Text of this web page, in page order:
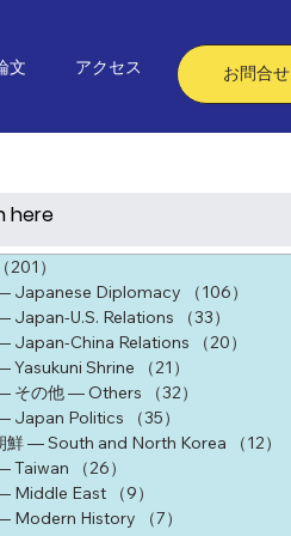
文 アクセス お問合せ
（201）
Japanese Diplomacy
（106）
Japan-U.S. Relations
（33）
Japan-China Relations
（20）
Yasukuni Shrine
（21）
その他 ― Others
（32）
Japan Politics
（35）
鮮 ― South and North Korea
（12）
Taiwan
（26）
Middle East
（9）
Modern History
（7）